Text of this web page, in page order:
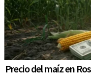
Precio del maíz en